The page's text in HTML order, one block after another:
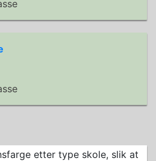
etter type skole, slik at